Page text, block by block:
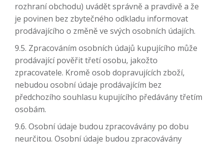
rozhraní obchodu) uvádět správně a pravdivě a že
je povinen bez zbytečného odkladu informovat
prodávajícího o změně ve svých osobních údajích.
9.5. Zpracováním osobních údajů kupujícího může
prodávající pověřit třetí osobu, jakožto
zpracovatele. Kromě osob dopravujících zboží,
nebudou osobní údaje prodávajícím bez
předchozího souhlasu kupujícího předávány třetím
osobám.
9.6. Osobní údaje budou zpracovávány po dobu
neurčitou. Osobní údaje budou zpracovávány